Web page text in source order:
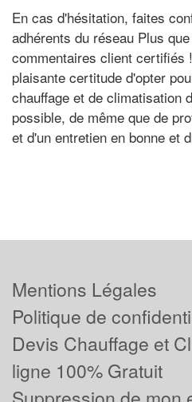
En cas d'hésitation, faites
adhérents du réseau Plus
commentaires client certifiés
plaisante certitude d'opter
chauffage et de climatisation
possible, de même que de
et d'un entretien en bonne et
Mentions Légales
Politique de
Devis Chauffage et
ligne 100% Gratuit